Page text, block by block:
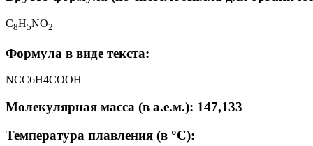
C8H5NO2
Формула в виде текста:
NCC6H4COOH
Молекулярная масса (в а.е.м.): 147,133
Температура плавления (в °C):